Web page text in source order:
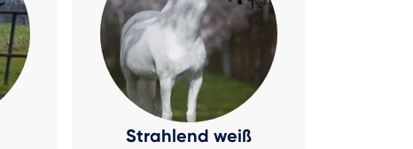
Strahlend weiß